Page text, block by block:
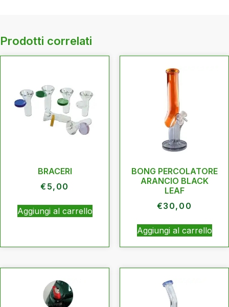
Prodotti correlati
BRACERI
€ 5,00
Aggiungi al carrello
BONG PERCOLATORE
ARANCIO BLACK
LEAF
€30,00
Aggiungi al carrello